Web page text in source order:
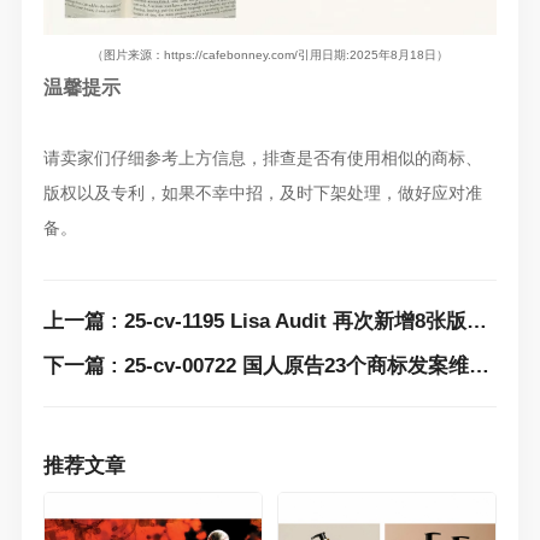
（图片来源 ： https://cafebonney.com/引用日期:2025年8月18日）
温馨提示
请卖家们仔细参考上方信息，排查是否有使用相似的商标、
版权以及专利，如果不幸中招，及时下架处理，做好应对准
备。
上一篇 : 25-cv-1195 Lisa Audit 再次新增8张版权！起诉351家店铺，亚马逊、沃尔玛成重灾区！
下一篇 : 25-cv-00722 国人原告23个商标发案维权！匿名冻结101个shein店铺！
推荐文章